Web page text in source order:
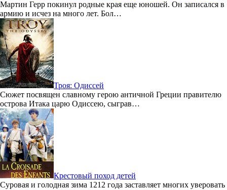
Мартин Герр покинул родные края еще юношей. Он записался в
армию и исчез на много лет. Бол…
Троя: Одиссей
Сюжет посвящен славному герою античной Греции правителю
острова Итака царю Одиссею, сыграв…
Крестовый поход детей
Суровая и голодная зима 1212 года заставляет многих уверовать